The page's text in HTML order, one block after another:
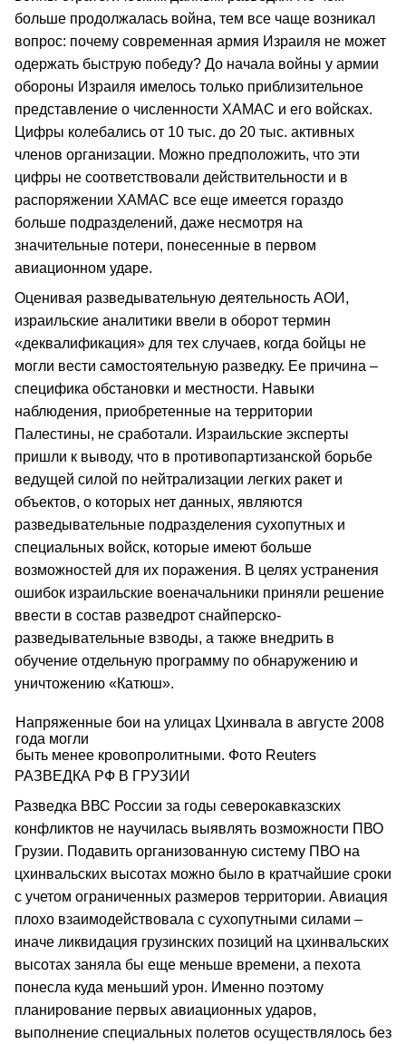
больше продолжалась война, тем все чаще возникал
вопрос: почему современная армия Израиля не может
одержать быструю победу? До начала войны у армии
обороны Израиля имелось только приблизительное
представление о численности ХАМАС и его войсках.
Цифры колебались от 10 тыс. до 20 тыс. активных
членов организации. Можно предположить, что эти
цифры не соответствовали действительности и в
распоряжении ХАМАС все еще имеется гораздо
больше подразделений, даже несмотря на
значительные потери, понесенные в первом
авиационном ударе.
Оценивая разведывательную деятельность АОИ,
израильские аналитики ввели в оборот термин
«деквалификация» для тех случаев, когда бойцы не
могли вести самостоятельную разведку. Ее причина –
специфика обстановки и местности. Навыки
наблюдения, приобретенные на территории
Палестины, не сработали. Израильские эксперты
пришли к выводу, что в противопартизанской борьбе
ведущей силой по нейтрализации легких ракет и
объектов, о которых нет данных, являются
разведывательные подразделения сухопутных и
специальных войск, которые имеют больше
возможностей для их поражения. В целях устранения
ошибок израильские военачальники приняли решение
ввести в состав разведрот снайперско-
разведывательные взводы, а также внедрить в
обучение отдельную программу по обнаружению и
уничтожению «Катюш».
Напряженные бои на улицах Цхинвала в августе 2008
года могли
быть менее кровопролитными. Фото Reuters
РАЗВЕДКА РФ В ГРУЗИИ
Разведка ВВС России за годы северокавказских
конфликтов не научилась выявлять возможности ПВО
Грузии. Подавить организованную систему ПВО на
цхинвальских высотах можно было в кратчайшие сроки
с учетом ограниченных размеров территории. Авиация
плохо взаимодействовала с сухопутными силами –
иначе ликвидация грузинских позиций на цхинвальских
высотах заняла бы еще меньше времени, а пехота
понесла куда меньший урон. Именно поэтому
планирование первых авиационных ударов,
выполнение специальных полетов осуществлялось без